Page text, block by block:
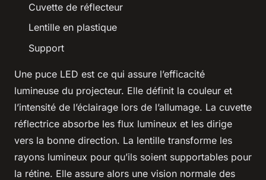
Cuvette de réflecteur
Lentille en plastique
Support
Une puce LED est ce qui assure l’efficacité
lumineuse du projecteur. Elle définit la couleur et
l’intensité de l’éclairage lors de l’allumage. La cuvette
réflectrice absorbe les flux lumineux et les dirige
vers la bonne direction. La lentille transforme les
rayons lumineux pour qu’ils soient supportables pour
la rétine. Elle assure alors une vision normale des